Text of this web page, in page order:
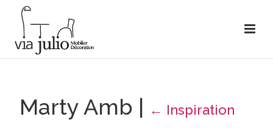
Marty Amb | ← Inspiration